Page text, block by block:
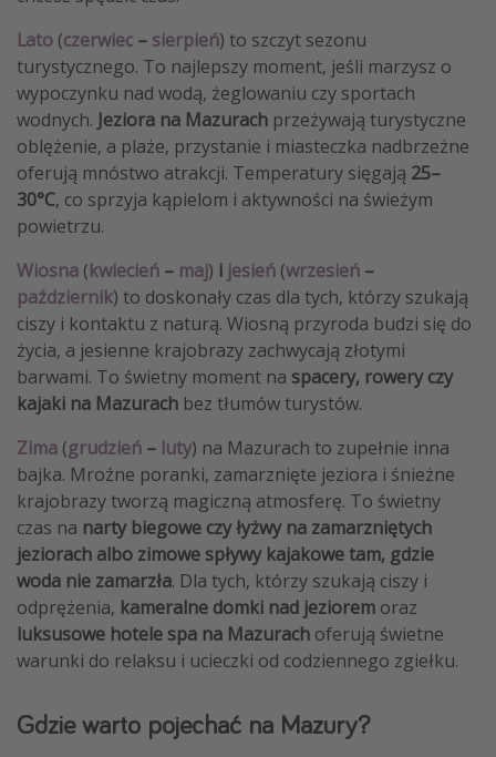
Lato (czerwiec – sierpień) to szczyt sezonu
turystycznego. To najlepszy moment, jeśli marzysz o
wypoczynku nad wodą, żeglowaniu czy sportach
wodnych. Jeziora na Mazurach przeżywają turystyczne
oblężenie, a plaże, przystanie i miasteczka nadbrzeżne
oferują mnóstwo atrakcji. Temperatury sięgają 25–
30°C, co sprzyja kąpielom i aktywności na świeżym
powietrzu.
Wiosna (kwiecień – maj) i jesień (wrzesień –
październik) to doskonały czas dla tych, którzy szukają
ciszy i kontaktu z naturą. Wiosną przyroda budzi się do
życia, a jesienne krajobrazy zachwycają złotymi
barwami. To świetny moment na spacery, rowery czy
kajaki na Mazurach bez tłumów turystów.
Zima (grudzień – luty) na Mazurach to zupełnie inna
bajka. Mroźne poranki, zamarznięte jeziora i śnieżne
krajobrazy tworzą magiczną atmosferę. To świetny
czas na narty biegowe czy łyżwy na zamarzniętych
jeziorach albo zimowe spływy kajakowe tam, gdzie
woda nie zamarzła. Dla tych, którzy szukają ciszy i
odprężenia, kameralne domki nad jeziorem oraz
luksusowe hotele spa na Mazurach oferują świetne
warunki do relaksu i ucieczki od codziennego zgiełku.
Gdzie warto pojechać na Mazury?